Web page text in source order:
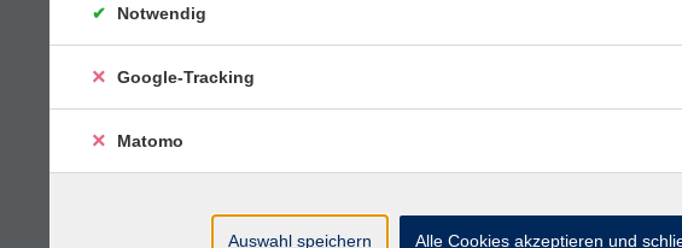
Leben ist mehr als funktionieren -
der Positiven Psychologie (Teil 1)
Notwendig
Google-Tracking
Matomo
Auswahl speichern Alle Cookies akzeptieren und